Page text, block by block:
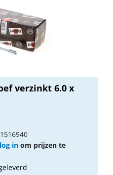
verzinkt 6.0 x
log in om prijzen te